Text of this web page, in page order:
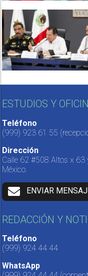
ESTUDIOS Y
Teléfono
(999) 923 61 55
Dirección
Calle 62 #508 Altos x 63
México.
ENVIAR
REDACCIÓN Y
Teléfono
(999) 924 44 44
WhatsApp